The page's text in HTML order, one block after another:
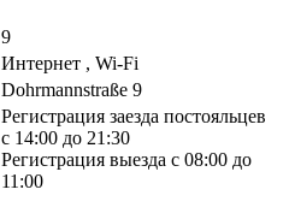
9
Интернет , Wi-Fi
Dohrmannstraße 9
Регистрация заезда постояльцев
с 14:00 до 21:30
Регистрация выезда с 08:00 до
11:00